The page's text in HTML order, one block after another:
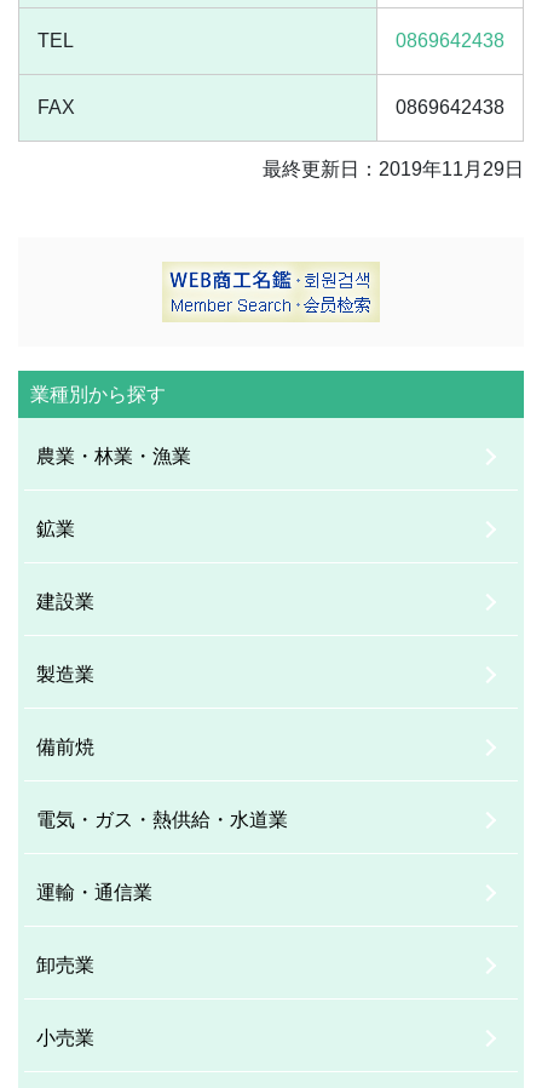
TEL 0869642438
FAX 0869642438
最終更新日：2019年11月29日
業種別から探す
農業・林業・漁業
鉱業
建設業
製造業
備前焼
電気・ガス・熱供給・水道業
運輸・通信業
卸売業
小売業